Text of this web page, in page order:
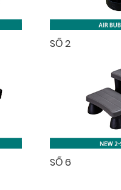
SỐ 2
SỐ 6